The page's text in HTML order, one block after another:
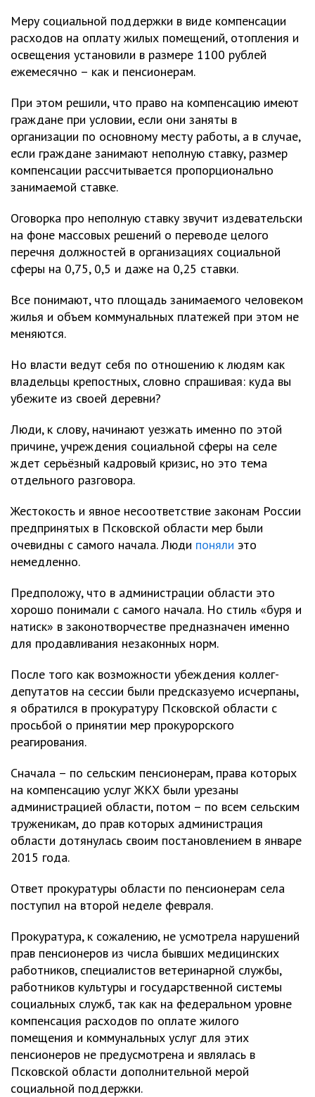
Меру социальной поддержки в виде компенсации
расходов на оплату жилых помещений, отопления и
освещения установили в размере 1100 рублей
ежемесячно – как и пенсионерам.
При этом решили, что право на компенсацию имеют
граждане при условии, если они заняты в
организации по основному месту работы, а в случае,
если граждане занимают неполную ставку, размер
компенсации рассчитывается пропорционально
занимаемой ставке.
Оговорка про неполную ставку звучит издевательски
на фоне массовых решений о переводе целого
перечня должностей в организациях социальной
сферы на 0,75, 0,5 и даже на 0,25 ставки.
Все понимают, что площадь занимаемого человеком
жилья и объем коммунальных платежей при этом не
меняются.
Но власти ведут себя по отношению к людям как
владельцы крепостных, словно спрашивая: куда вы
убежите из своей деревни?
Люди, к слову, начинают уезжать именно по этой
причине, учреждения социальной сферы на селе
ждет серьёзный кадровый кризис, но это тема
отдельного разговора.
Жестокость и явное несоответствие законам России
предпринятых в Псковской области мер были
очевидны с самого начала. Люди поняли это
немедленно.
Предположу, что в администрации области это
хорошо понимали с самого начала. Но стиль «буря и
натиск» в законотворчестве предназначен именно
для продавливания незаконных норм.
После того как возможности убеждения коллег-
депутатов на сессии были предсказуемо исчерпаны,
я обратился в прокуратуру Псковской области с
просьбой о принятии мер прокурорского
реагирования.
Сначала – по сельским пенсионерам, права которых
на компенсацию услуг ЖКХ были урезаны
администрацией области, потом – по всем сельским
труженикам, до прав которых администрация
области дотянулась своим постановлением в январе
2015 года.
Ответ прокуратуры области по пенсионерам села
поступил на второй неделе февраля.
Прокуратура, к сожалению, не усмотрела нарушений
прав пенсионеров из числа бывших медицинских
работников, специалистов ветеринарной службы,
работников культуры и государственной системы
социальных служб, так как на федеральном уровне
компенсация расходов по оплате жилого
помещения и коммунальных услуг для этих
пенсионеров не предусмотрена и являлась в
Псковской области дополнительной мерой
социальной поддержки.